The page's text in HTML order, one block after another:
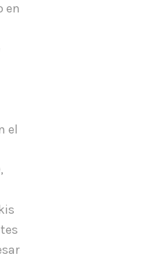
en
el